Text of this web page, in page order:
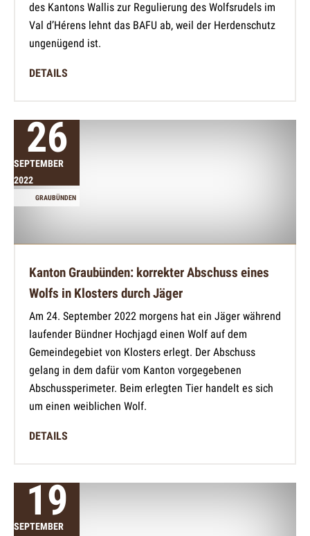
des Kantons Wallis zur Regulierung des Wolfsrudels im
Val d’Hérens lehnt das BAFU ab, weil der Herdenschutz
ungenügend ist.
DETAILS
26
SEPTEMBER
2022
GRAUBÜNDEN
Kanton Graubünden: korrekter Abschuss eines
Wolfs in Klosters durch Jäger
Am 24. September 2022 morgens hat ein Jäger während
laufender Bündner Hochjagd einen Wolf auf dem
Gemeindegebiet von Klosters erlegt. Der Abschuss
gelang in dem dafür vom Kanton vorgegebenen
Abschussperimeter. Beim erlegten Tier handelt es sich
um einen weiblichen Wolf.
DETAILS
19
SEPTEMBER